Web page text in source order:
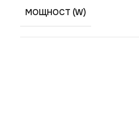
МОЩНОСТ (W)